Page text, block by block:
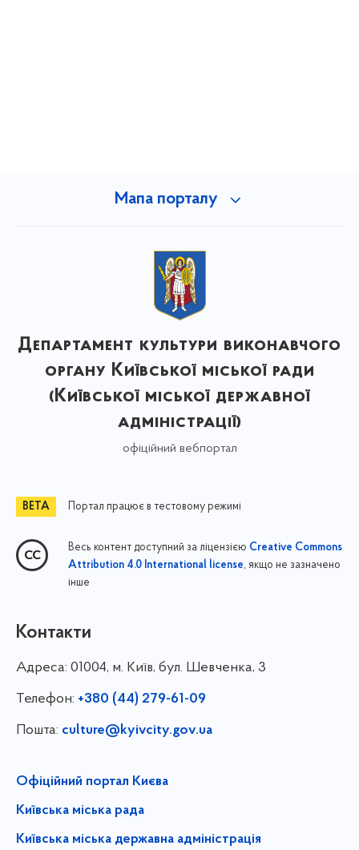
Мапа порталу
Департамент культури виконавчого
органу Київської міської ради
(Київської міської державної
адміністрації)
офіційний вебпортал
Портал працює в тестовому режимі
Весь контент доступний за ліцензією Creative Commons
Attribution 4.0 International license, якщо не зазначено
інше
Контакти
Адреса: 01004, м. Київ, бул. Шевченка, 3
Телефон: +380 (44) 279-61-09
Пошта: culture@kyivcity.gov.ua
Офіційний портал Києва
Київська міська рада
Київська міська державна адміністрація